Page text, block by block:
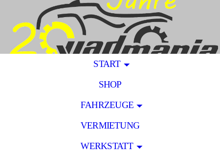
START
SHOP
FAHRZEUGE
VERMIETUNG
WERKSTATT